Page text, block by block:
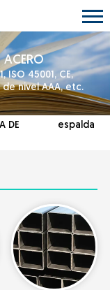
ACERO
ISO 45001, CE,
nivel AAA, etc.
espalda
DE